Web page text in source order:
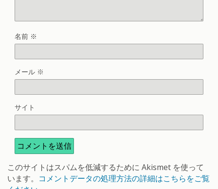
名前 ※
メール ※
サイト
このサイトはスパムを低減するために Akismet を使って
います。 コメントデータの処理方法の詳細はこちらをご覧